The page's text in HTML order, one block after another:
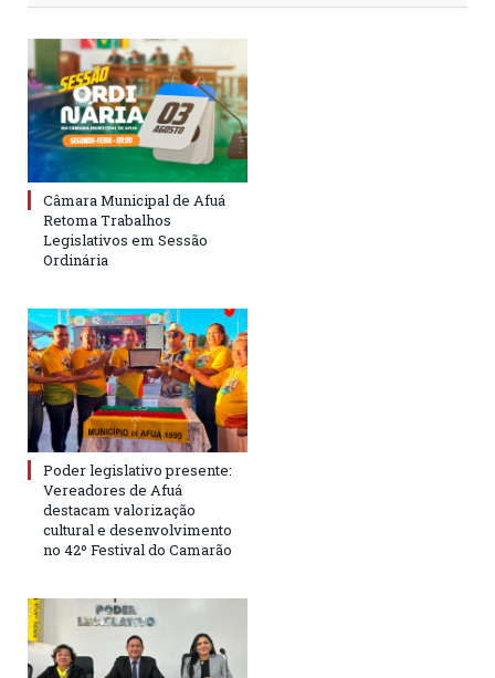
Câmara Municipal de Afuá
Retoma Trabalhos
Legislativos em Sessão
Ordinária
Poder legislativo presente:
Vereadores de Afuá
destacam valorização
cultural e desenvolvimento
no 42º Festival do Camarão